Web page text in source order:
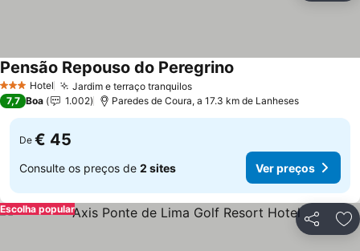
3 EstrelasHotel Jardim e terraço tranquilosVer preços
Pensão Repouso do Peregrino
7,7 Boa 1.002 Paredes de Coura, a 17.3 km de Lanheses
De € 45
Consulte os preços de 2 sites Ver preços
Partilhar
Escolha popular